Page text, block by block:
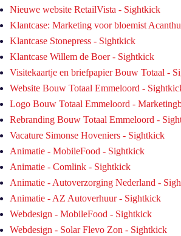
Nieuwe website RetailVista - Sightkick
Klantcase: Marketing voor bloemist
Klantcase Stonepress - Sightkick
Klantcase Willem de Boer - Sightkick
Visitekaartje en briefpapier Bouw Totaal -
Website Bouw Totaal Emmeloord -
Logo Bouw Totaal Emmeloord -
Rebranding Bouw Totaal Emmeloord -
Vacature Simonse Hoveniers - Sightkick
Animatie - MobileFood - Sightkick
Animatie - Comlink - Sightkick
Animatie - Autoverzorging Nederland -
Animatie - AZ Autoverhuur - Sightkick
Webdesign - MobileFood - Sightkick
Webdesign - Solar Flevo Zon - Sightkick